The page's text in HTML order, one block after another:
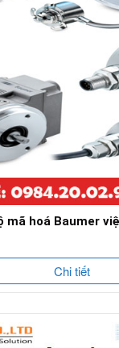
mã hoá Baumer
Chi tiết